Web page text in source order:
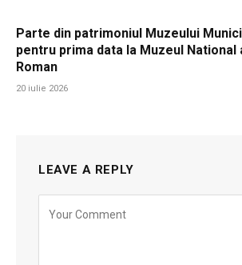
Parte din patrimoniul Muzeului
pentru prima data la Muzeul National
Roman
20 iulie 2026
LEAVE A REPLY